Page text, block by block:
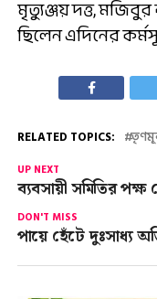
মৃত্যুঞ্জয় দত্ত,
ছিলেন এদিনের
RELATED TOPICS:
UP NEXT
ব্যবসায়ী সমিতির পক্ষ
DON'T MISS
পায়ে হেঁটে দুঃসাধ্য